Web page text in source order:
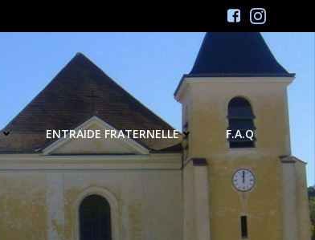
ENTRAIDE FRATERNELLE F.A.Q